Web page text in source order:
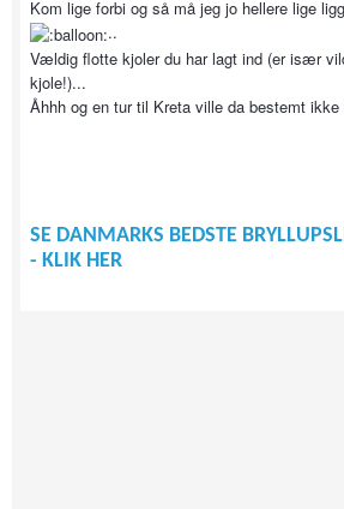
Kom lige forbi og så må jeg jo hellere lige
..
Vældig flotte kjoler du har lagt ind (er især
kjole!)...
Åhhh og en tur til Kreta ville da bestemt
SE DANMARKS BEDSTE
- KLIK HER